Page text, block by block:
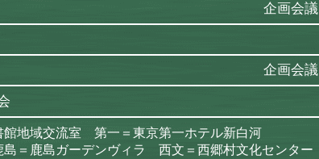
企画会議
企画会議
地域交流室 第一＝東京第一ホテル新白河
＝鹿島ガーデンヴィラ 西文＝西郷村文化センター